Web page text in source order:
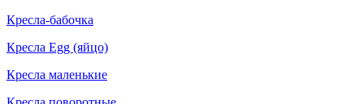
Кресла-бабочка
Кресла Egg (яйцо)
Кресла маленькие